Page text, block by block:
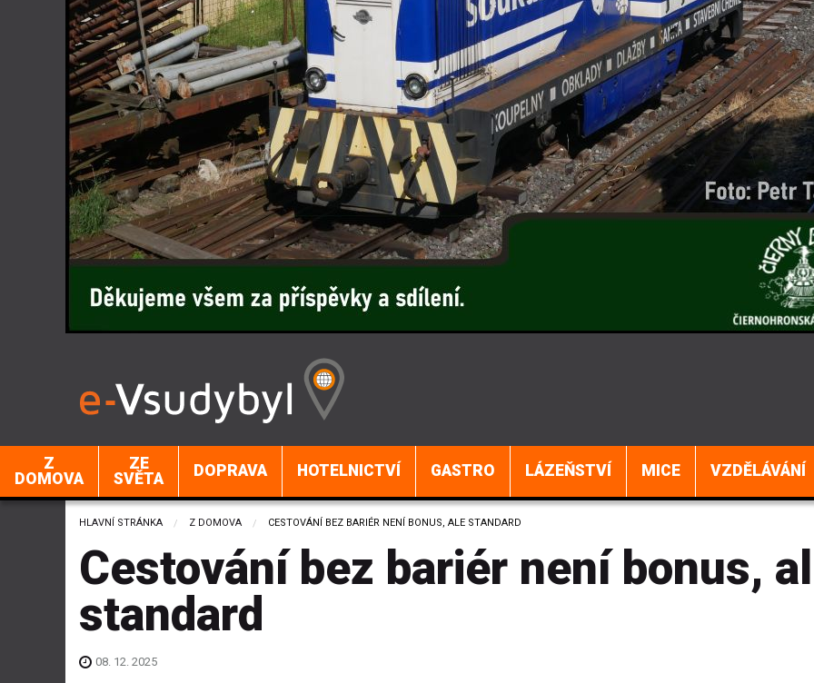
Z
DOMOVA
ZE
SVĚTA
DOPRAVA HOTELNICTVÍ GASTRO LÁZEŇSTVÍ MICE VZDĚLÁVÁNÍ
HLAVNÍ STRÁNKA Z DOMOVA CURRENT:
CESTOVÁNÍ BEZ BARIÉR NENÍ BONUS, ALE STANDARD
Cestování bez bariér není bonus,
standard
08. 12. 2025